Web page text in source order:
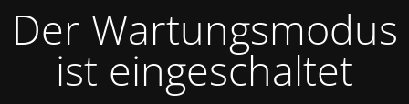
Der Wartungsmodus
ist eingeschaltet